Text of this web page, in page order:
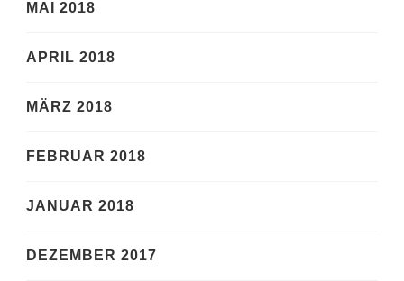
MAI 2018
APRIL 2018
MÄRZ 2018
FEBRUAR 2018
JANUAR 2018
DEZEMBER 2017